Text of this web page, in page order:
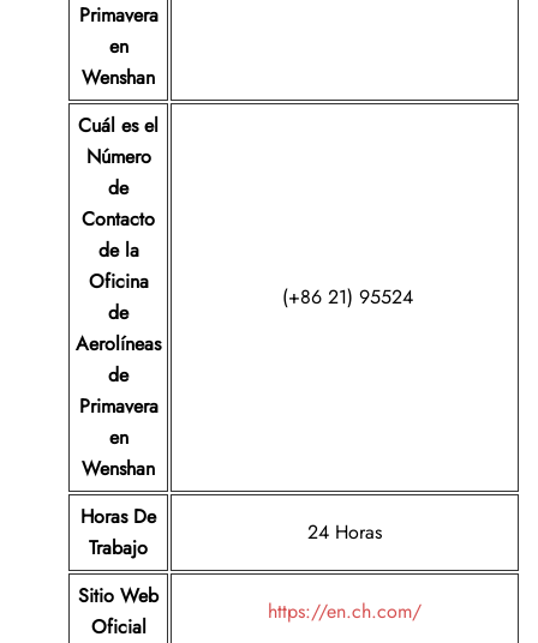
Primavera
en
Wenshan
Cuál es el
Número
de
Contacto
de la
Oficina
de
Aerolíneas
de
Primavera
en
Wenshan
(+86 21) 95524
Horas De
Trabajo
24 Horas
Sitio Web
Oficial
https://en.ch.com/